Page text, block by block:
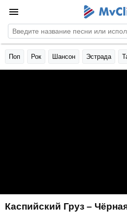
Поп Рок Шансон Эстрада
Каспийский Груз –